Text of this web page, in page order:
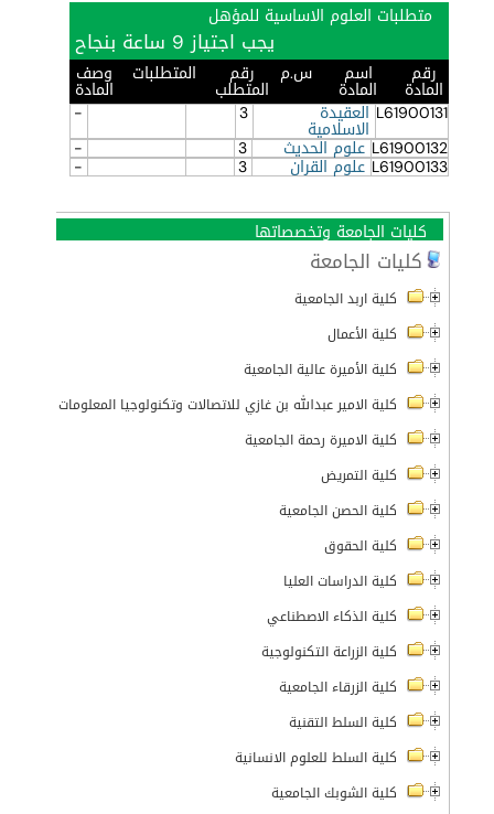
متطلبات العلوم الاساسية للمؤهل
يجب اجتياز 9 ساعة بنجاح
رقم
المادة
اسم
المادة
س.م رقم
المتطلب
المتطلبات وصف
المادة
L61900131 العقيدة
الاسلامية
3
-
L61900132 علوم الحديث 3
-
L61900133 علوم القران 3
-
كليات الجامعة وتخصصاتها
كليات الجامعة
كلية اربد الجامعية
كلية الأعمال
كلية الأميرة عالية الجامعية
كلية الامير عبدالله بن غازي للاتصالات وتكنولوجيا المعلومات
كلية الاميرة رحمة الجامعية
كلية التمريض
كلية الحصن الجامعية
كلية الحقوق
كلية الدراسات العليا
كلية الذكاء الاصطناعي
كلية الزراعة التكنولوجية
كلية الزرقاء الجامعية
كلية السلط التقنية
كلية السلط للعلوم الانسانية
كلية الشوبك الجامعية